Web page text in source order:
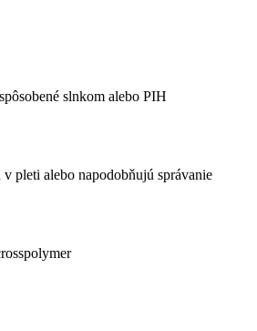
slnkom alebo PIH
v pleti alebo napodobňujú správanie